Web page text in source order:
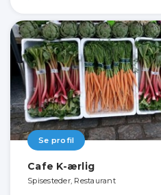
Se profil
Cafe K-ærlig
Spisesteder, Restaurant